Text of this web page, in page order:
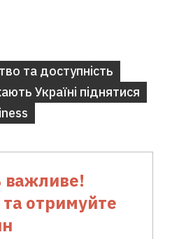
та доступність
Україні піднятися
важливе!
отримуйте